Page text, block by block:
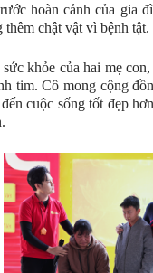
hoàn cảnh của gia
chật vật vì bệnh tật.
khỏe của hai mẹ
tim. Cô mong cộng
cuộc sống tốt đẹp